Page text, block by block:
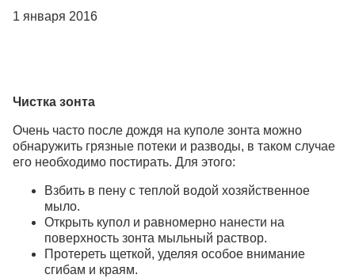
1 января 2016
Чистка зонта
Очень часто после дождя на куполе зонта можно
обнаружить грязные потеки и разводы, в таком случае
его необходимо постирать. Для этого:
Взбить в пену с теплой водой хозяйственное
мыло.
Открыть купол и равномерно нанести на
поверхность зонта мыльный раствор.
Протереть щеткой, уделяя особое внимание
сгибам и краям.